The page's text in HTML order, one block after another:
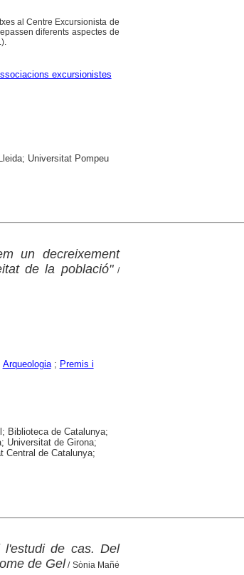
al Centre Excursionista de
diferents aspectes de
excursionistes
Universitat Pompeu
un decreixement
de la població"/
Arqueologia; Premis i
Biblioteca de Catalunya;
Universitat de Girona;
Central de Catalunya;
de cas. Del
de Gel/ Sònia Mañé